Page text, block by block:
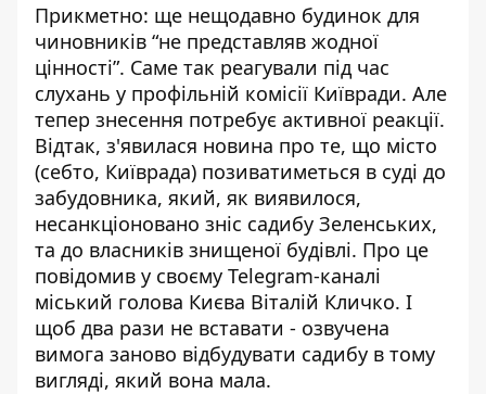
Прикметно: ще нещодавно будинок для
чиновників “не представляв жодної
цінності”. Саме так реагували під час
слухань у профільній комісії Київради. Але
тепер знесення потребує активної реакції.
Відтак, з'явилася новина про те, що місто
(себто, Київрада) позиватиметься в суді до
забудовника, який, як виявилося,
несанкціоновано зніс садибу Зеленських,
та до власників знищеної будівлі. Про це
повідомив у своєму Telegram-каналі
міський голова Києва Віталій Кличко. І
щоб два рази не вставати - озвучена
вимога заново відбудувати садибу в тому
вигляді, який вона мала.